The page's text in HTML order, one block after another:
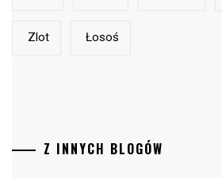
Zlot Łosoś
Z INNYCH BLOGÓW